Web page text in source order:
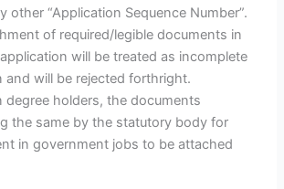
other “Application Sequence Number”.
of required/legible documents in
will be treated as incomplete
and will be rejected forthright.
degree holders, the documents
the same by the statutory body for
in government jobs to be attached